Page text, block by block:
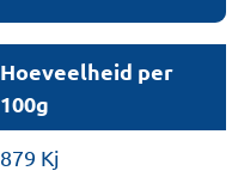
Hoeveelheid per
100g
879 Kj